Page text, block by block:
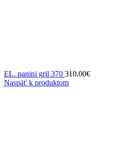
EL. panini gril 370 310.00€
Naspäť k produktom